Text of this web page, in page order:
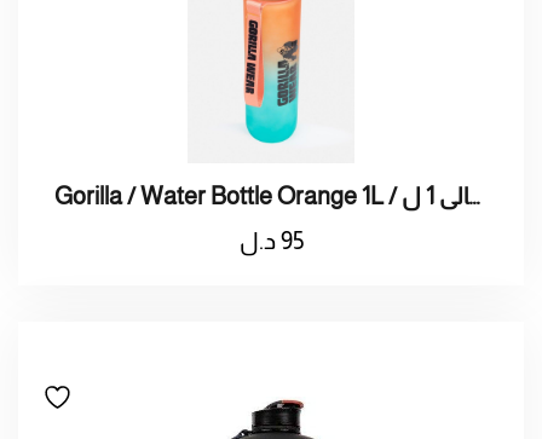
Gorilla / Water Bottle Orange 1L / قوريلا / ترمس ماء برتقالى 1 ل
95 د.ل